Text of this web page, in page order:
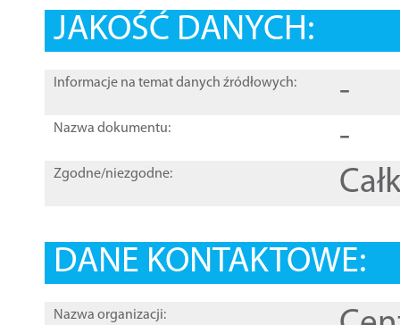
JAKOŚĆ DANYCH:
Informacje na temat danych źródłowych: -
Nazwa dokumentu: -
Zgodne/niezgodne:
DANE KONTAKTOWE:
Nazwa organizacji: